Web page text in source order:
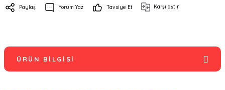
Paylaş Yorum Yaz Tavsiye Et Karşılaştır
ÜRÜN BILGISI